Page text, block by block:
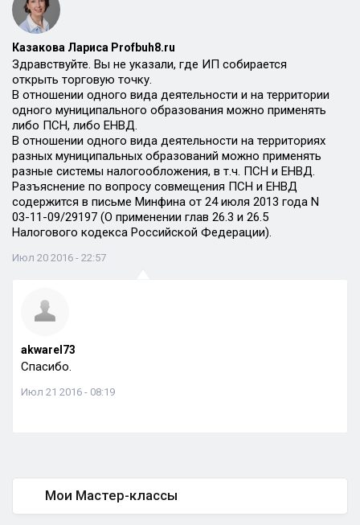
Казакова Лариса Profbuh8.ru
Здравствуйте. Вы не указали, где ИП собирается
открыть торговую точку.
В отношении одного вида деятельности и на территории
одного муниципального образования можно применять
либо ПСН, либо ЕНВД.
В отношении одного вида деятельности на территориях
разных муниципальных образований можно применять
разные системы налогообложения, в т.ч. ПСН и ЕНВД.
Разъяснение по вопросу совмещения ПСН и ЕНВД
содержится в письме Минфина от 24 июля 2013 года N
03-11-09/29197 (О применении глав 26.3 и 26.5
Налогового кодекса Российской Федерации).
Июл 20 2016 - 22:57
akwarel73
Спасибо.
Июл 21 2016 - 08:19
Мои Мастер-классы